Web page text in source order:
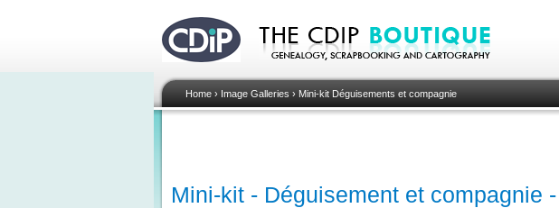
Home› Image Galleries › Mini-kit Déguisements et compagnie
Mini-kit - Déguisement et compagnie